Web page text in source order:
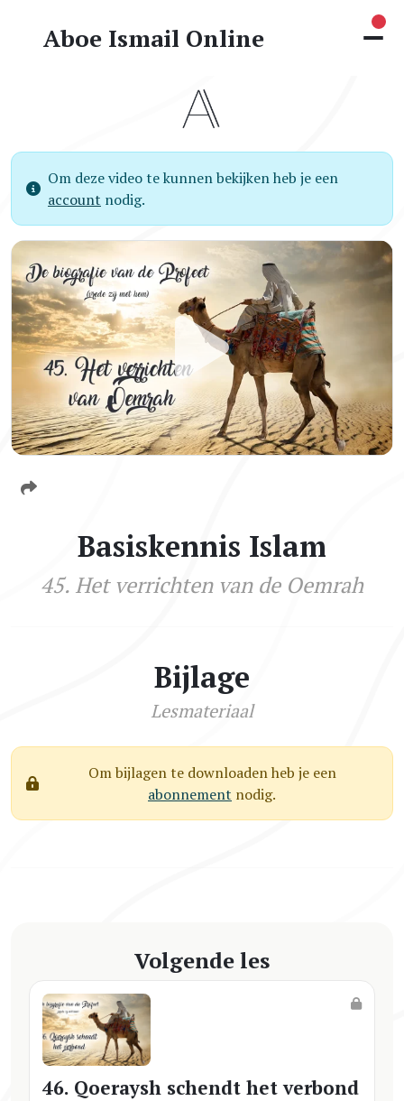
Aboe Ismail Online
Om deze video te kunnen bekijken heb je een
account nodig.
Basiskennis Islam
45. Het verrichten van de Oemrah
Bijlage
Lesmateriaal
Om bijlagen te downloaden heb je een
abonnement nodig.
Volgende les
46. Qoeraysh schendt het verbond